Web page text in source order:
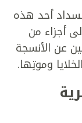
أحد هذه
أجزاء من
عن الأنسجة
وموتِها.